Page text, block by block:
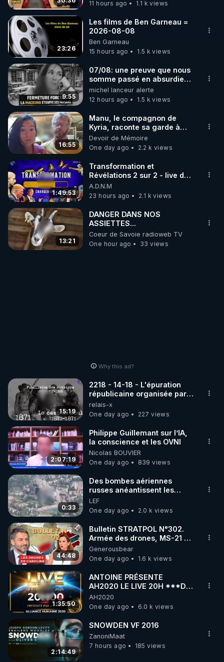
code : REGENERE10
▶ 30 jours gratuit sur l’application de méditation et
de bien-être ENVOL :
Rendez-vous sur https://www.envol.app/code
le code : REGENERE
11 hours ago 1.1 k views
23:26
Les films de Ben Garneau =
2026-08-08
Ben Garneau
15 hours ago
1.5 k views
9:55
07/08: une preuve que nous
somme passé en absurdie
une dictature qui veut faire
taire ses opposant !
michel lanceur alerte
12 hours ago
1.5 k views
16:55
Manu, le compagnon de
Kyria, raconte sa garde à
vue musclée. PARTAGEZ!
Devoir de Mémoire
One day ago
2.2 k views
1:49:53
Transformation et
Révélations 2 sur 2 - live du
07/08/26
A.D.N.M
23 hours ago
2.1 k views
13:21
DANGER DANS NOS
ASSIETTES...
Coeur de Savoie radioweb TV
One hour ago
33 views
Why this ad?
15:19
2218 - 14-18 - L'épuration
républicaine organisée par
les frères de la truelle
relais-x
One day ago
227 views
2:07:19
Philippe Guillemant sur l’IA,
la conscience et les OVNI
Nicolas BOUVIER
One day ago
839 views
0:33
Des bombes aériennes
russes anéantissent les
centres de contrôle de
drones de 3 brigades
ukrainienne
LEF
One day ago
2.0 k views
44:48
Bulletin STRATPOL N°302.
Armée des drones, MS-21 en
série, missiles coréens.
07.08.2026.
Generousbear
One day ago
1.6 k views
1:35:50
ANTOINE PRÉSENTE
AH2020 LE LIVE 20H ***DU
06/08/2026***
AH2020
One day ago
6.0 k views
2:14:49
SNOWDEN VF 2016
ZanoniMaat
7 hours ago
185 views